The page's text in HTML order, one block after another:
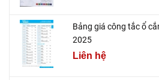
Bảng giá công tắc ổ
2025
Liên hệ